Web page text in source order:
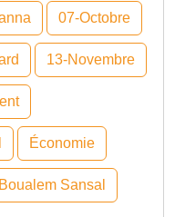
07-Octobre
13-Novembre
Économie
Boualem Sansal